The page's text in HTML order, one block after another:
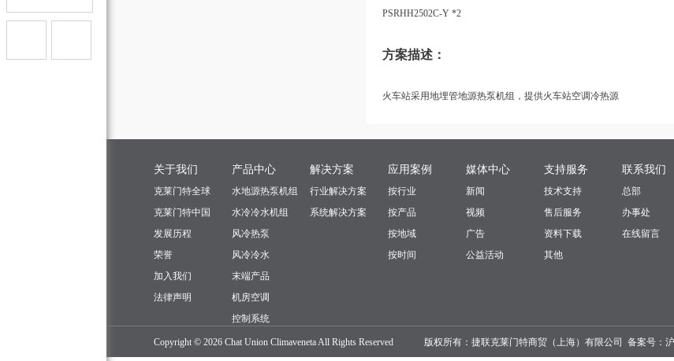
PSRHH2502C-Y *2
方案描述：
火车站采用地埋管地源热泵机组，提供火车站空调冷热源
关于我们
克莱门特全球
克莱门特中国
发展历程
荣誉
加入我们
法律声明
产品中心
水地源热泵机组
水冷冷水机组
风冷热泵
风冷冷水
末端产品
机房空调
控制系统
解决方案
行业解决方案
系统解决方案
应用案例
按行业
按产品
按地域
按时间
媒体中心
新闻
视频
广告
公益活动
支持服务
技术支持
售后服务
资料下载
其他
联系我们
总部
办事处
在线留言
Copyright © 2026 Chat Union Climaveneta All Rights Reserved 版权所有：捷联克莱门特商贸（上海）有限公司 备案号：